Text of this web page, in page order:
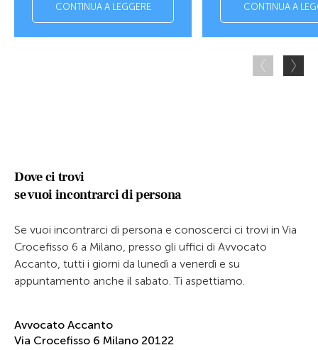
CONTINUA A LEGGERE CONTINUA A
Dove ci trovi
se vuoi incontrarci di persona
Se vuoi incontrarci di persona e conoscerci ci trovi in Via
Crocefisso 6 a Milano, presso gli uffici di Avvocato
Accanto, tutti i giorni da lunedì a venerdì e su
appuntamento anche il sabato. Ti aspettiamo.
Avvocato Accanto
Via Crocefisso 6 Milano 20122